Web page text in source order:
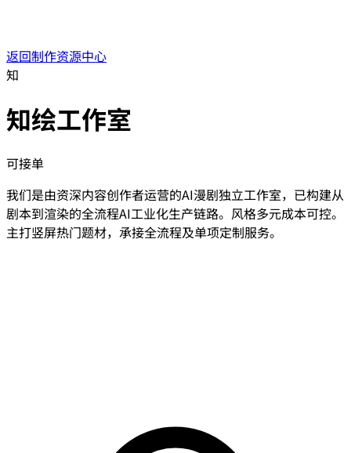
返回制作资源中心
知
知绘工作室
可接单
我们是由资深内容创作者运营的AI漫剧独立工作室，已构建从
剧本到渲染的全流程AI工业化生产链路。风格多元成本可控。
主打竖屏热门题材，承接全流程及单项定制服务。